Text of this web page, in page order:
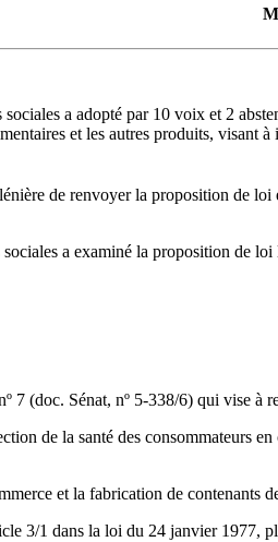
a adopté par 10 voix et 2
et les autres produits,
de renvoyer la proposition de
a examiné la proposition de
7 (doc. Sénat, nº 5-338/6) qui vise à
de la santé des consommateurs
et la fabrication de contenants
3/1 dans la loi du 24 janvier 1977,